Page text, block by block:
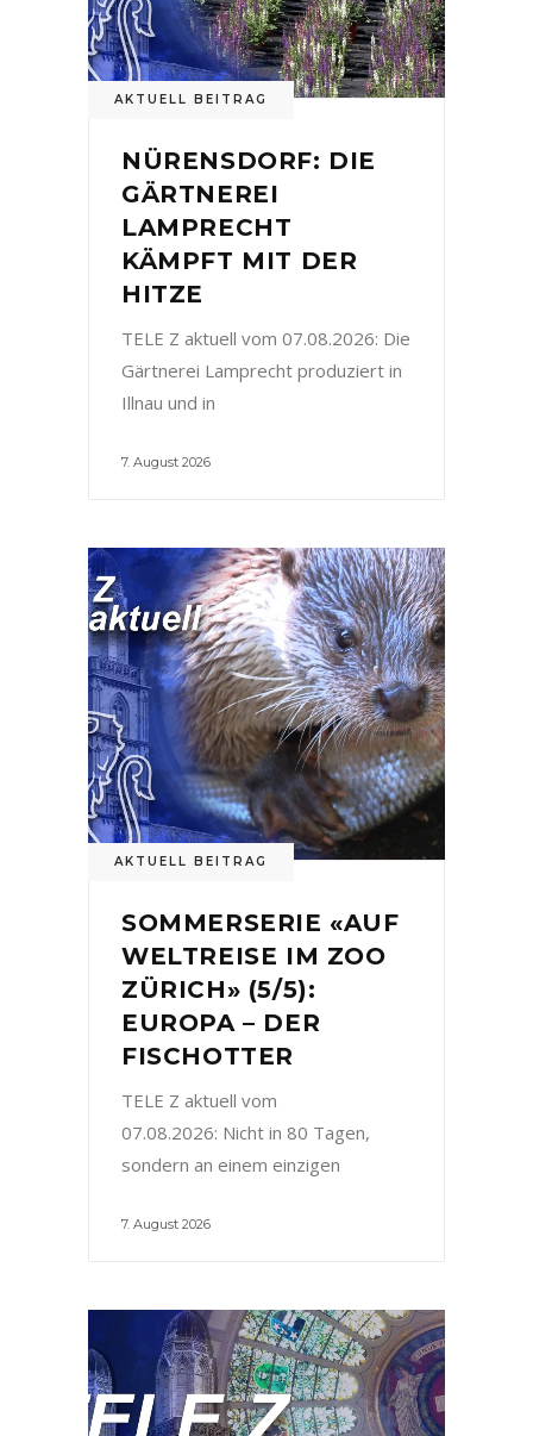
AKTUELL BEITRAG
NÜRENSDORF: DIE
GÄRTNEREI
LAMPRECHT
KÄMPFT MIT DER
HITZE
TELE Z aktuell vom 07.08.2026: Die
Gärtnerei Lamprecht produziert in
Illnau und in
7. August 2026
AKTUELL BEITRAG
SOMMERSERIE «AUF
WELTREISE IM ZOO
ZÜRICH» (5/5):
EUROPA – DER
FISCHOTTER
TELE Z aktuell vom
07.08.2026: Nicht in 80 Tagen,
sondern an einem einzigen
7. August 2026